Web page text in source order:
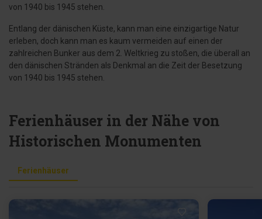
von 1940 bis 1945 stehen.
Entlang der dänischen Küste, kann man eine einzigartige Natur
erleben, doch kann man es kaum vermeiden auf einen der
zahlreichen Bunker aus dem 2. Weltkrieg zu stoßen, die überall an
den dänischen Stränden als Denkmal an die Zeit der Besetzung
von 1940 bis 1945 stehen.
Ferienhäuser in der Nähe von
Historischen Monumenten
Ferienhäuser